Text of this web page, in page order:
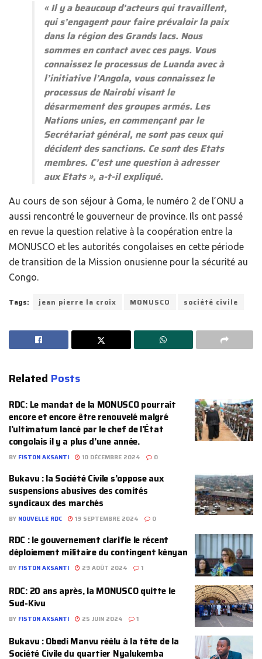
«Il y a beaucoup d’acteurs qui travaillent,
qui s’engagent pour faire prévaloir la paix
dans la région des Grands lacs. Nous
sommes en contact avec ces pays. Vous
connaissez le processus de Luanda avec à
l’initiative l’Angola, vous connaissez le
processus de Nairobi visant le
désarmement des groupes armés. Les
Nations unies, en commençant par le
Secrétariat général, ne sont pas ceux qui
décident des sanctions. Ce sont des Etats
membres. C’est une question à adresser
aux Etats», a-t-il expliqué.
Au cours de son séjour à Goma, le numéro 2 de l’ONU a
aussi rencontré le gouverneur de province. Ils ont passé
en revue la question relative à la coopération entre la
MONUSCO et les autorités congolaises en cette période
de transition de la Mission onusienne pour la sécurité au
Congo.
Tags: jean pierre la croix MONUSCO société civile
Related Posts
RDC: Le mandat de la MONUSCO pourrait
encore et encore être renouvelé malgré
l’ultimatum lancé par le chef de l’État
congolais il y a plus d’une année.
BY FISTON AKSANTI 10 DÉCEMBRE 2024 0
Bukavu : la Société Civile s’oppose aux
suspensions abusives des comités
syndicaux des marchés
BY NOUVELLE RDC 19 SEPTEMBRE 2024 0
RDC : le gouvernement clarifie le récent
déploiement militaire du contingent kényan
BY FISTON AKSANTI 29 AOÛT 2024 1
RDC: 20 ans après, la MONUSCO quitte le
Sud-Kivu
BY FISTON AKSANTI 25 JUIN 2024 1
Bukavu : Obedi Manvu réélu à la tête de la
Société Civile du quartier Nyalukemba